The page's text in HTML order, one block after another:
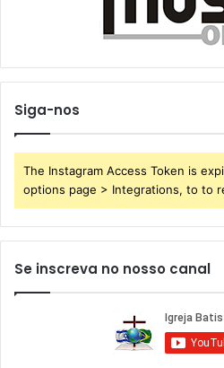
Siga-nos
The Instagram Access Token is
options page > Integrations, to to
Se inscreva no nosso canal